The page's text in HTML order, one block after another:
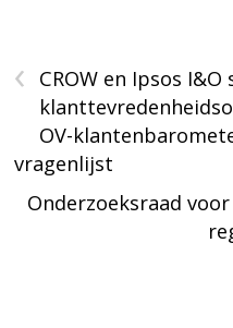
‹
CROW en Ipsos
OV-
vragenlijst
Onderzoeksraad voor